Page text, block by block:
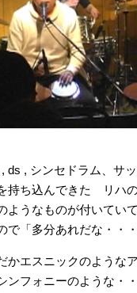
, ds , シンセドラム、
持ち込んできた リハ
ようなものが付いてい
で「多分あれだな・・
エスニックのような
ンフォニーのような・